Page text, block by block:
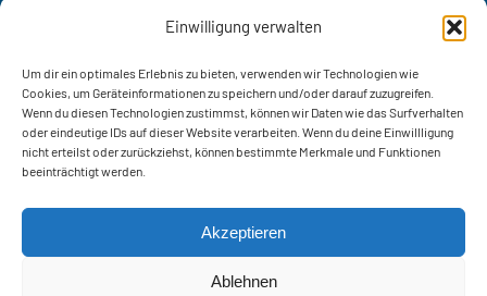
Einwilligung verwalten
Um dir ein optimales Erlebnis zu bieten, verwenden wir Technologien wie
Cookies, um Geräteinformationen zu speichern und/oder darauf zuzugreifen.
Wenn du diesen Technologien zustimmst, können wir Daten wie das Surfverhalten
oder eindeutige IDs auf dieser Website verarbeiten. Wenn du deine Einwillligung
nicht erteilst oder zurückziehst, können bestimmte Merkmale und Funktionen
beeinträchtigt werden.
Akzeptieren
Ablehnen
Kontakt
Telefon:+49 631 20575 – 3401